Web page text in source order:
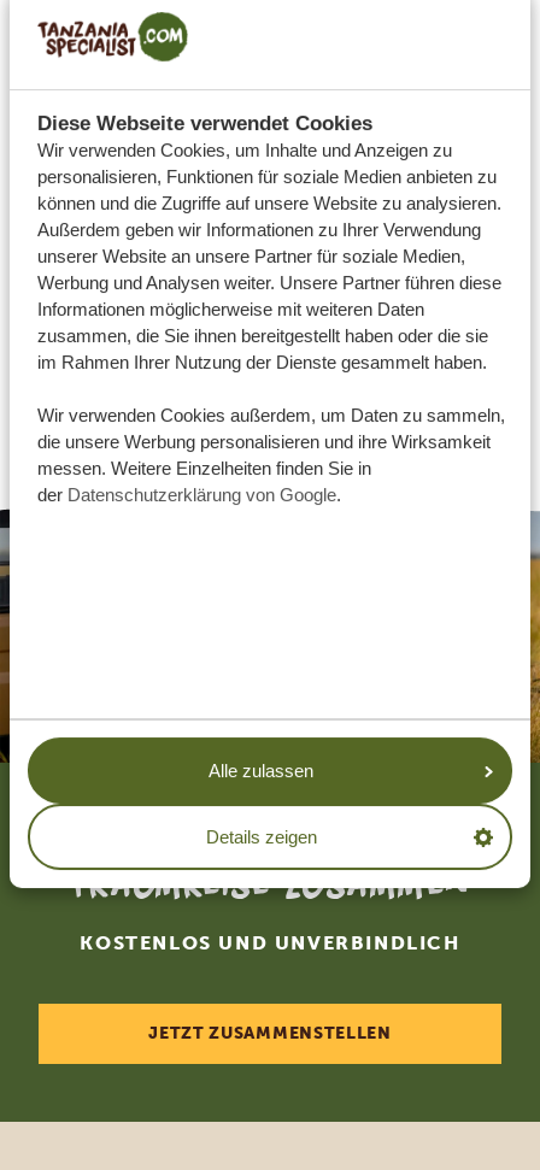
Diese Webseite verwendet Cookies
Wir verwenden Cookies, um Inhalte und Anzeigen zu
personalisieren, Funktionen für soziale Medien anbieten zu
können und die Zugriffe auf unsere Website zu analysieren.
Außerdem geben wir Informationen zu Ihrer Verwendung
unserer Website an unsere Partner für soziale Medien,
Werbung und Analysen weiter. Unsere Partner führen diese
Informationen möglicherweise mit weiteren Daten
zusammen, die Sie ihnen bereitgestellt haben oder die sie
im Rahmen Ihrer Nutzung der Dienste gesammelt haben.
Wir verwenden Cookies außerdem, um Daten zu sammeln,
die unsere Werbung personalisieren und ihre Wirksamkeit
messen. Weitere Einzelheiten finden Sie in
der Datenschutzerklärung von Google.
Alle zulassen
Details zeigen
Veröffentlicht auf: Tripadvisor
Stellen Sie mit uns Ihre
Traumreise zusammen
KOSTENLOS UND UNVERBINDLICH
JETZT ZUSAMMENSTELLEN